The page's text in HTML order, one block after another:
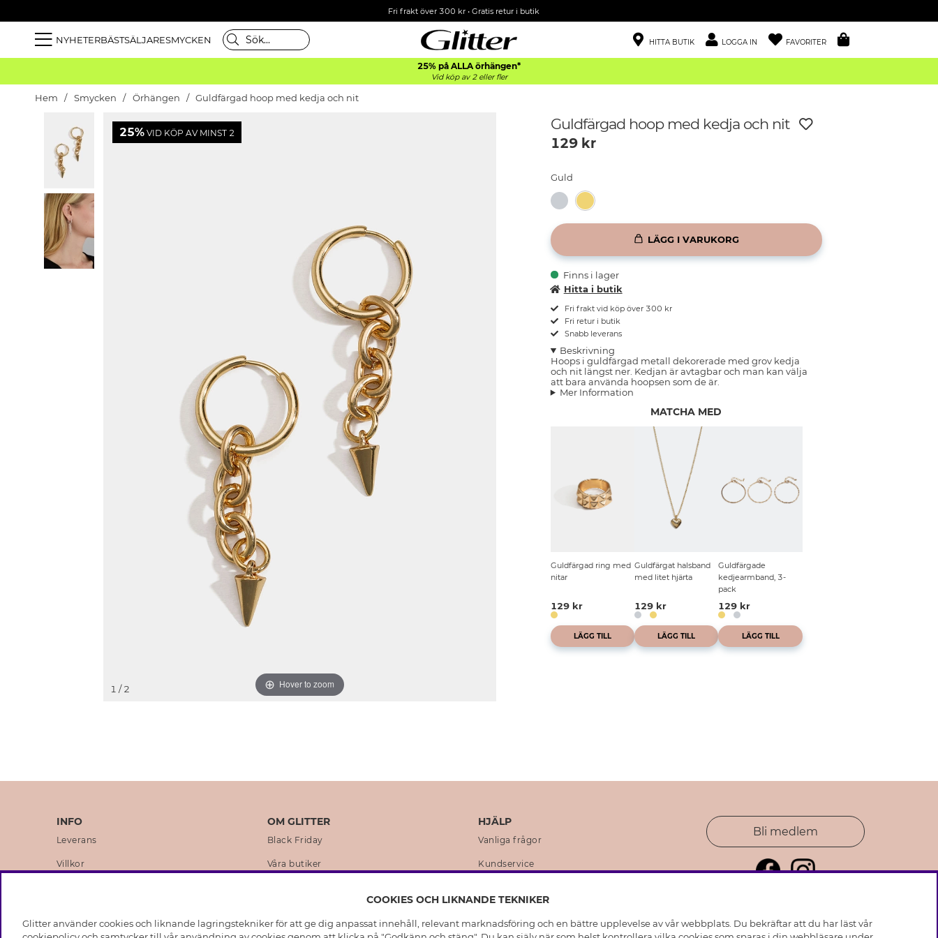
Fri frakt över 300 kr• Gratis retur i butik
NYHETERBÄSTSÄLJARESMYCKEN HITTA BUTIK LOGGA IN FAVORITER
25% på ALLA örhängen*
Vid köp av 2 eller fler
Hem Smycken Örhängen Guldfärgad hoop med kedja och nit
25% VID KÖP AV MINST 2
Hover to zoom
1 / 2
Guldfärgad hoop med kedja och nit
129kr
Guld
LÄGG I VARUKORG
Finns i lager
Hitta i butik
Fri frakt vid köp över 300 kr
Fri retur i butik
Snabb leverans
Beskrivning
Hoops i guldfärgad metall dekorerade med grov kedja
och nit längst ner. Kedjan är avtagbar och man kan välja
att bara använda hoopsen som de är.
Mer Information
MATCHA MED
Guldfärgad ring med
nitar
129 kr
LÄGG TILL
Guldfärgat halsband
med litet hjärta
129 kr
LÄGG TILL
Guldfärgade
kedjearmband, 3-
pack
129 kr
LÄGG TILL
INFO
Leverans
Villkor
Medlemsvillkor
OM GLITTER
Black Friday
Våra butiker
Hållbarhet
HJÄLP
Vanliga frågor
Kundservice
Skötselråd skinnhandskar
Bli medlem
COOKIES OCH LIKNANDE TEKNIKER
Glitter använder cookies och liknande lagringstekniker för att ge dig anpassat innehåll, relevant marknadsföring och en bättre upplevelse av vår webbplats. Du bekräftar att du har läst vår